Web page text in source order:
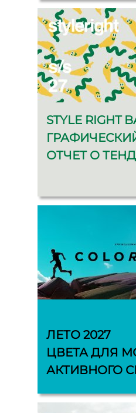
STYLE RIGHT
ОТЧЕТ О
ЛЕТО 2027
ЦВЕТА ДЛЯ
АКТИВНОГО